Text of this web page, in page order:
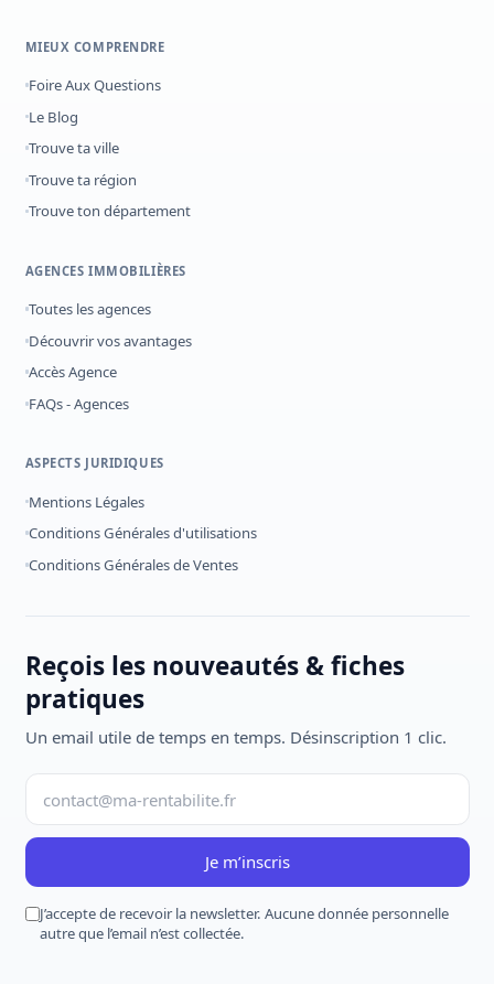
MIEUX COMPRENDRE
Foire Aux Questions
Le Blog
Trouve ta ville
Trouve ta région
Trouve ton département
AGENCES IMMOBILIÈRES
Toutes les agences
Découvrir vos avantages
Accès Agence
FAQs - Agences
ASPECTS JURIDIQUES
Mentions Légales
Conditions Générales d'utilisations
Conditions Générales de Ventes
Reçois les nouveautés & fiches
pratiques
Un email utile de temps en temps. Désinscription 1 clic.
Je m’inscris
J’accepte de recevoir la newsletter. Aucune donnée personnelle
autre que l’email n’est collectée.